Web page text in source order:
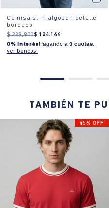
Camisa slim algodón detalle
bordado
$ 229.900$ 124.146
0% Interés Pagando a 3 cuotas.
ver bancos.
TAMBIÉN TE
45% OFF